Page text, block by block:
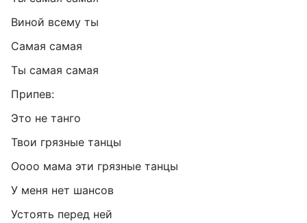
Виной всему ты
Самая самая
Ты самая самая
Припев:
Это не танго
Твои грязные танцы
Оооо мама эти грязные танцы
У меня нет шансов
Устоять перед ней